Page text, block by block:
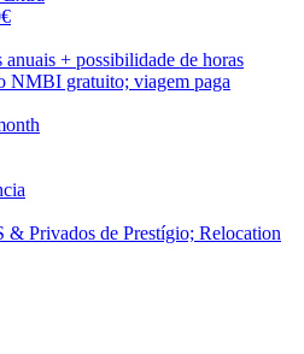
+ possibilidade de horas
NMBI gratuito; viagem paga
& Privados de Prestígio; Relocation